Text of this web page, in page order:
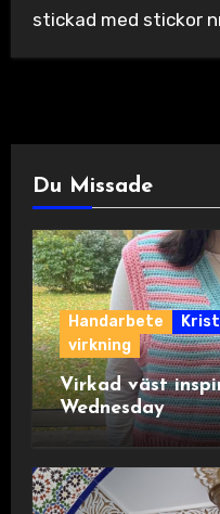
stickad med stickor
Du Missade
Handarbete
virkning
Virkad väst
Wednesday